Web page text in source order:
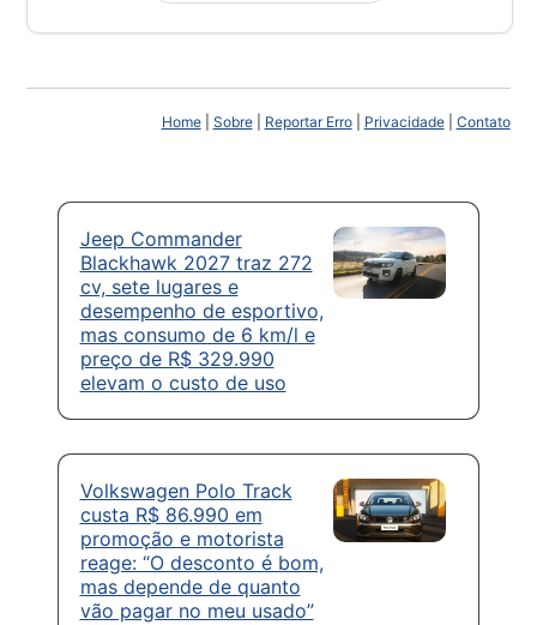
Home| Sobre| Reportar Erro| Privacidade| Contato
Jeep Commander
Blackhawk 2027 traz 272
cv, sete lugares e
desempenho de esportivo,
mas consumo de 6 km/l e
preço de R$ 329.990
elevam o custo de uso
Volkswagen Polo Track
custa R$ 86.990 em
promoção e motorista
reage: “O desconto é bom,
mas depende de quanto
vão pagar no meu usado”